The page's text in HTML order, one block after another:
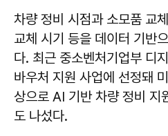
차량 정비 시점과 소모품 교
교체 시기 등을 데이터 기반
다. 최근 중소벤처기업부 디
바우처 지원 사업에 선정돼
상으로 AI 기반 차량 정비 지
도 나섰다.